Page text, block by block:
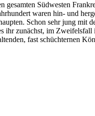
Südwesten
waren hin- und
Schon sehr jung mit
ihr zunächst, im
fast schüchternen